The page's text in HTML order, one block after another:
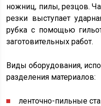
ножниц, пилы, резцов.
резки выступает
рубка с помощью
заготовительных работ.
Виды оборудования,
разделения материалов:
ленточно-пильные